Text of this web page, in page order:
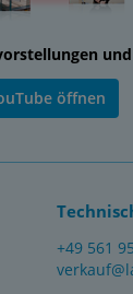
öffnen
+49 561